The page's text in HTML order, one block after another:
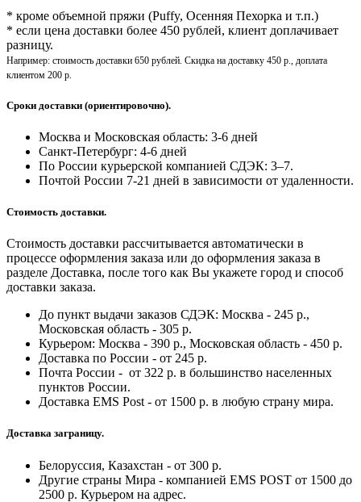
* кроме объемной пряжи (Puffy, Осенняя Пехорка и т.п.)
* если цена доставки более 450 рублей, клиент доплачивает
разницу.
Например: стоимость доставки 650 рублей. Скидка на доставку 450 р., доплата
клиентом 200 р.
Сроки доставки (ориентировочно).
Москва и Московская область: 3-6 дней
Санкт-Петербург: 4-6 дней
По России курьерской компанией СДЭК: 3–7.
Почтой России 7-21 дней в зависимости от удаленности.
Стоимость доставки.
Стоимость доставки рассчитывается автоматически в
процессе оформления заказа или до оформления заказа в
разделе Доставка, после того как Вы укажете город и способ
доставки заказа.
До пункт выдачи заказов СДЭК: Москва - 245 р.,
Московская область - 305 р.
Курьером: Москва - 390 р., Московская область - 450 р.
Доставка по России - от 245 р.
Почта России - от 322 р. в большинство населенных
пунктов России.
Доставка EMS Post - от 1500 р. в любую страну мира.
Доставка заграницу.
Белоруссия, Казахстан - от 300 р.
Другие страны Мира - компанией EMS POST от 1500 до
2500 р. Курьером на адрес.